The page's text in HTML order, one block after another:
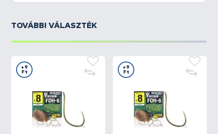
TOVÁBBI VÁLASZTÉK
+9
Ft
+9
Ft